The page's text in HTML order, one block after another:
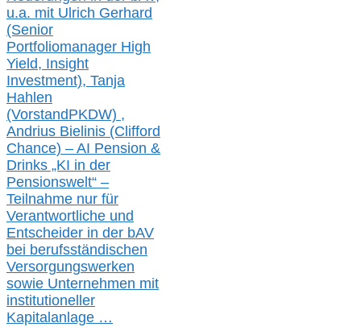
u.a. mit Ulrich Gerhard
(Senior
Portfoliomanager High
Yield, Insight
Investment), Tanja
Hahlen
(VorstandPKDW) ,
Andrius Bielinis (Clifford
Chance) – AI Pension &
Drinks „KI in der
Pensionswelt“ –
Teilnahme nur für
Verantwortliche und
Entscheider in der bAV
bei berufsständischen
Versorgungswerken
sowie Unternehmen mit
institutioneller
Kapitalanlage …